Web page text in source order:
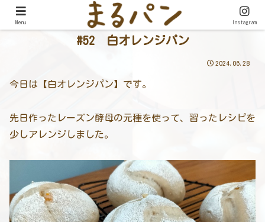
#52 白オレンジパン
2024.06.28
今日は【白オレンジパン】です。
先日作ったレーズン酵母の元種を使って、習ったレシピを
少しアレンジしました。
Menu Instagram